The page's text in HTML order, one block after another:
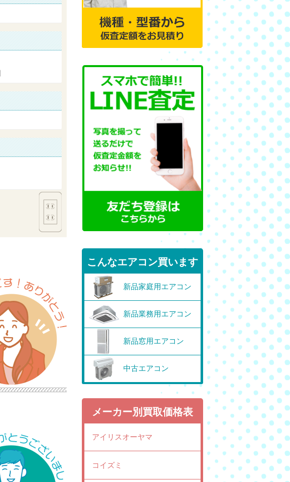
こんなエアコン買います
新品家庭用エアコン
新品業務用エアコン
新品窓用エアコン
中古エアコン
メーカー別買取価格表
アイリスオーヤマ
コイズミ